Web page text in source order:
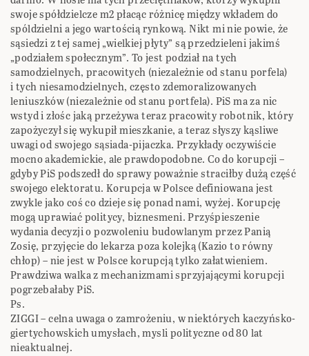
swoje spółdzielcze m2 płacąc różnicę między wkładem do
spóldzielni a jego wartością rynkową. Nikt mi nie powie, że
sąsiedzi z tej samej „wielkiej płyty” są przedzieleni jakimś
„podziałem społecznym”. To jest podział na tych
samodzielnych, pracowitych (niezależnie od stanu porfela)
i tych niesamodzielnych, często zdemoralizowanych
leniuszków (niezależnie od stanu portfela). PiS ma za nic
wstyd i złośc jaką przeżywa teraz pracowity robotnik, który
zapożyczył się wykupił mieszkanie, a teraz słyszy kąsliwe
uwagi od swojego sąsiada-pijaczka. Przykłady oczywiście
mocno akademickie, ale prawdopodobne. Co do korupcji –
gdyby PiS podszedł do sprawy poważnie straciłby dużą część
swojego elektoratu. Korupcja w Polsce definiowana jest
zwykle jako coś co dzieje się ponad nami, wyżej. Korupcję
mogą uprawiać politycy, biznesmeni. Przyśpieszenie
wydania decyzji o pozwoleniu budowlanym przez Panią
Zosię, przyjęcie do lekarza poza kolejką (Kazio to równy
chłop) – nie jest w Polsce korupcją tylko załatwieniem.
Prawdziwa walka z mechanizmami sprzyjającymi korupcji
pogrzebałaby PiS.
Ps.
ZIGGI – celna uwaga o zamrożeniu, w niektórych kaczyńsko-
giertychowskich umysłach, mysli polityczne od 80 lat
nieaktualnej.